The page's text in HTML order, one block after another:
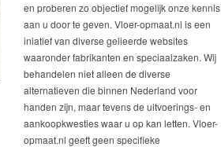
en proberen zo objectief mogelijk onze kennis
aan u door te geven. Vloer-opmaat.nl is een
iniatief van diverse gelieerde websites
waaronder fabrikanten en speciaalzaken. Wij
behandelen niet alleen de diverse
alternatieven die binnen Nederland voor
handen zijn, maar tevens de uitvoerings- en
aankoopkwesties waar u op kan letten. Vloer-
opmaat.nl geeft geen specifieke